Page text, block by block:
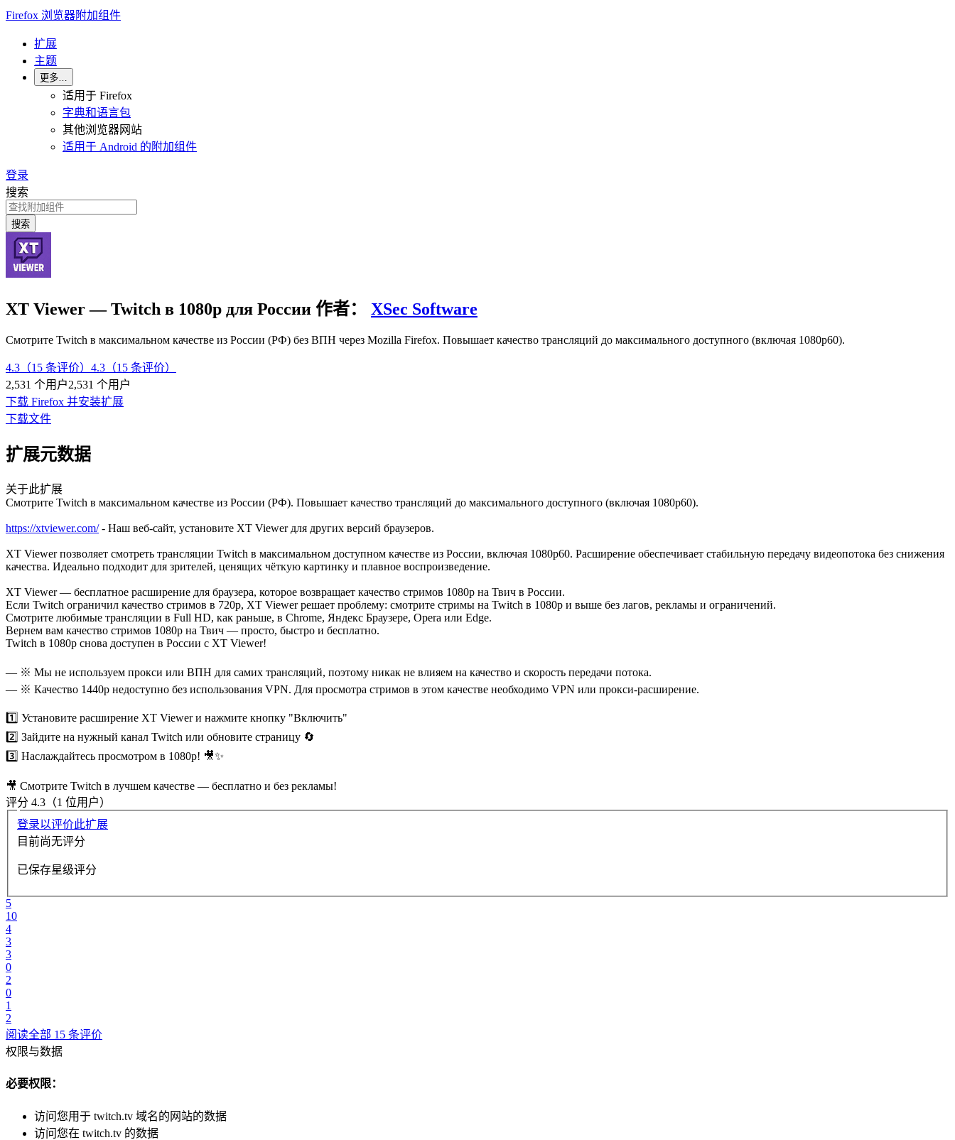
Firefox 浏览器附加组件
扩展
主题
更多…
适用于 Firefox
字典和语言包
其他浏览器网站
适用于 Android 的附加组件
登录
搜索
搜索
XT Viewer — Twitch в 1080p для России 作者： XSec Software
Смотрите Twitch в максимальном качестве из России (РФ) без ВПН через Mozilla Firefox. Повышает качество трансляций до максимального доступного (включая 1080p60).
4.3（15 条评价） 4.3（15 条评价）
2,531 个用户2,531 个用户
下载 Firefox 并安装扩展
下载文件
扩展元数据
关于此扩展
Смотрите Twitch в максимальном качестве из России (РФ). Повышает качество трансляций до максимального доступного (включая 1080p60).
https://xtviewer.com/- Наш веб-сайт, установите XT Viewer для других версий браузеров.
XT Viewer позволяет смотреть трансляции Twitch в максимальном доступном качестве из России, включая 1080p60. Расширение обеспечивает стабильную передачу видеопотока без снижения
качества. Идеально подходит для зрителей, ценящих чёткую картинку и плавное воспроизведение.
XT Viewer — бесплатное расширение для браузера, которое возвращает качество стримов 1080p на Твич в России.
Если Twitch ограничил качество стримов в 720p, XT Viewer решает проблему: смотрите стримы на Twitch в 1080p и выше без лагов, рекламы и ограничений.
Смотрите любимые трансляции в Full HD, как раньше, в Chrome, Яндекс Браузере, Opera или Edge.
Вернем вам качество стримов 1080p на Твич — просто, быстро и бесплатно.
Twitch в 1080p снова доступен в России с XT Viewer!
— ※ Мы не используем прокси или ВПН для самих трансляций, поэтому никак не влияем на качество и скорость передачи потока.
— ※ Качество 1440p недоступно без использования VPN. Для просмотра стримов в этом качестве необходимо VPN или прокси-расширение.
1️⃣ Установите расширение XT Viewer и нажмите кнопку "Включить"
2️⃣ Зайдите на нужный канал Twitch или обновите страницу 🔄
3️⃣ Наслаждайтесь просмотром в 1080p! 🎥✨
🎥 Смотрите Twitch в лучшем качестве — бесплатно и без рекламы!
评分 4.3（1 位用户）
登录以评价此扩展
目前尚无评分
已保存星级评分
5
10
4
3
3
0
2
0
1
2
阅读全部 15 条评价
权限与数据
必要权限：
访问您用于 twitch.tv 域名的网站的数据
访问您在 twitch.tv 的数据